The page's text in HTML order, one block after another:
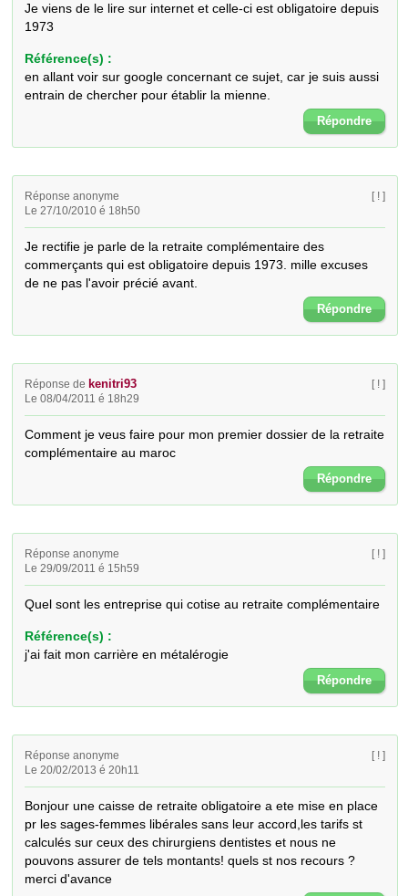
Je viens de le lire sur internet et celle-ci est obligatoire depuis
1973
Référence(s) :
en allant voir sur google concernant ce sujet, car je suis aussi
entrain de chercher pour établir la mienne.
Répondre
Réponse anonyme
Le 27/10/2010 é 18h50
[ ! ]
Je rectifie je parle de la retraite complémentaire des
commerçants qui est obligatoire depuis 1973. mille excuses
de ne pas l'avoir précié avant.
Répondre
Réponse de kenitri93
Le 08/04/2011 é 18h29
[ ! ]
Comment je veus faire pour mon premier dossier de la retraite
complémentaire au maroc
Répondre
Réponse anonyme
Le 29/09/2011 é 15h59
[ ! ]
Quel sont les entreprise qui cotise au retraite complémentaire
Référence(s) :
j'ai fait mon carrière en métalérogie
Répondre
Réponse anonyme
Le 20/02/2013 é 20h11
[ ! ]
Bonjour une caisse de retraite obligatoire a ete mise en place
pr les sages-femmes libérales sans leur accord,les tarifs st
calculés sur ceux des chirurgiens dentistes et nous ne
pouvons assurer de tels montants! quels st nos recours ?
merci d'avance